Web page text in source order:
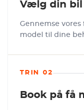
Vælg din bil
Gennemse
model til dine
TRIN 02
Book på få